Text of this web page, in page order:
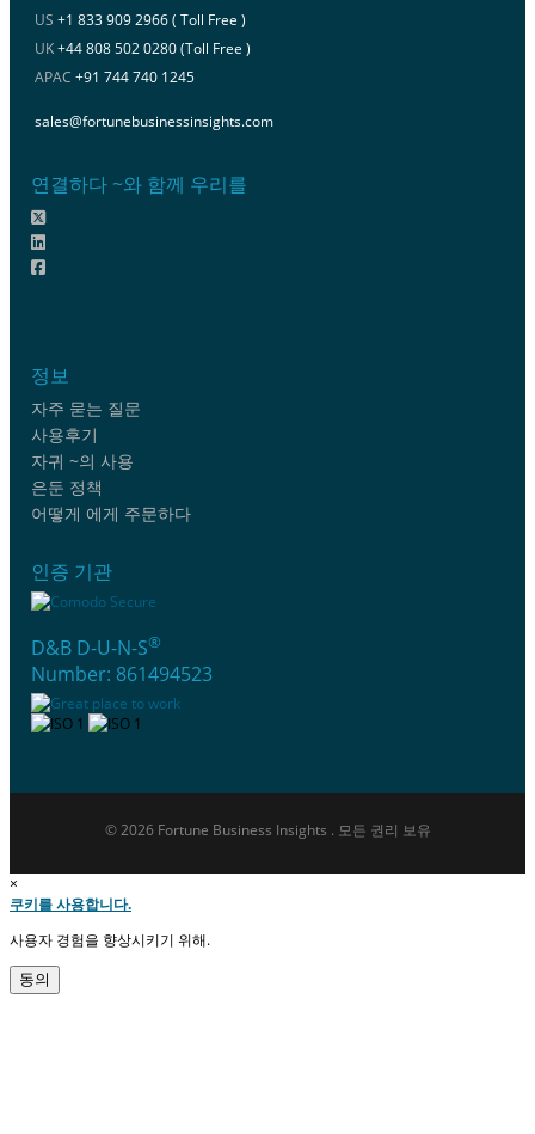
US +1 833 909 2966 ( Toll Free )
UK+44 808 502 0280 (Toll Free )
APAC +91 744 740 1245
sales@fortunebusinessinsights.com
연결하다 ~와 함께 우리를
정보
자주 묻는 질문
사용후기
자귀 ~의 사용
은둔 정책
어떻게 에게 주문하다
인증 기관
D&B D-U-N-S®
Number: 861494523
© 2026 Fortune Business Insights . 모든 권리 보유
×
쿠키를 사용합니다.
사용자 경험을 향상시키기 위해.
동의